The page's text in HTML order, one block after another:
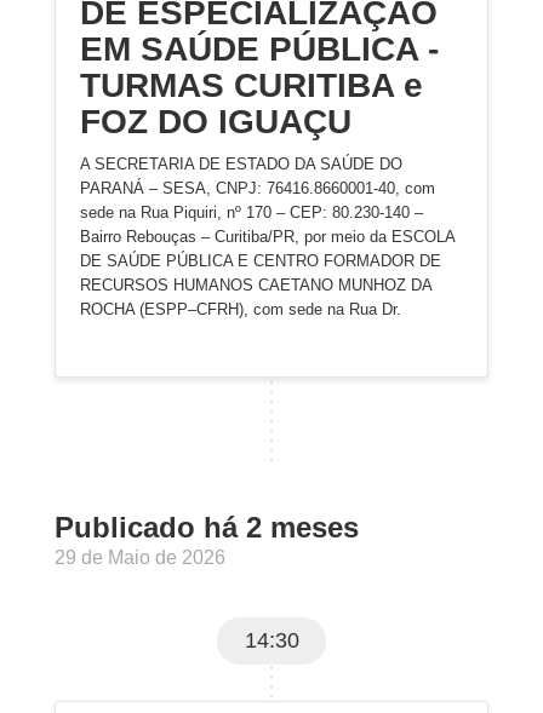
DE ESPECIALIZAÇÃO
EM SAÚDE PÚBLICA -
TURMAS CURITIBA e
FOZ DO IGUAÇU
A SECRETARIA DE ESTADO DA SAÚDE DO
PARANÁ – SESA, CNPJ: 76416.8660001-40, com
sede na Rua Piquiri, nº 170 – CEP: 80.230-140 –
Bairro Rebouças – Curitiba/PR, por meio da ESCOLA
DE SAÚDE PÚBLICA E CENTRO FORMADOR DE
RECURSOS HUMANOS CAETANO MUNHOZ DA
ROCHA (ESPP–CFRH), com sede na Rua Dr.
Publicado há 2 meses
29 de Maio de 2026
14:30